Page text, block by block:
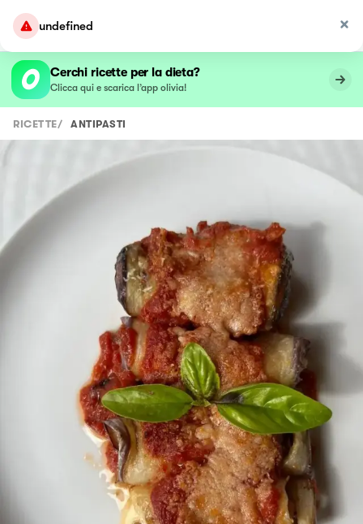
undefined
Cerchi ricette per la dieta?
Clicca qui e scarica l’app olivia!
RICETTE/ ANTIPASTI